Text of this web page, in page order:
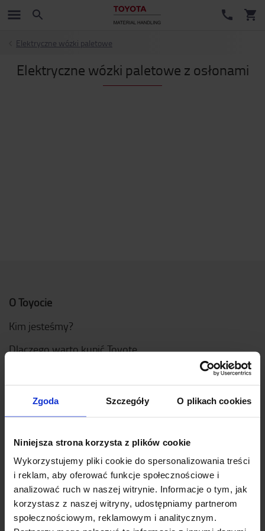
Zgoda Szczegóły O plikach cookies
Niniejsza strona korzysta z plików cookie
Wykorzystujemy pliki cookie do spersonalizowania treści
i reklam, aby oferować funkcje społecznościowe i
analizować ruch w naszej witrynie. Informacje o tym, jak
korzystasz z naszej witryny, udostępniamy partnerom
społecznościowym, reklamowym i analitycznym.
Elektryczne wózki paletowe
Elektryczne wózki paletowe z osłonami
O Toyocie
Kim jesteśmy?
Dlaczego warto kupić Toyotę
Logistic Solution Center
Dołącz do zespołu
Toyota Production Systems (TPS)
Zrównoważony rozwój
Kodeks postępowania